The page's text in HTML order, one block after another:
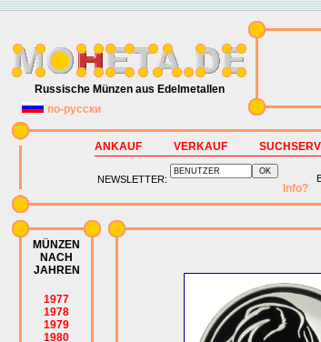
Russische Münzen aus Edelmetallen
по-русски
ANKAUF VERKAUF
NEWSLETTER:
Info?
MÜNZEN
NACH
JAHREN
1977
1978
1979
1980